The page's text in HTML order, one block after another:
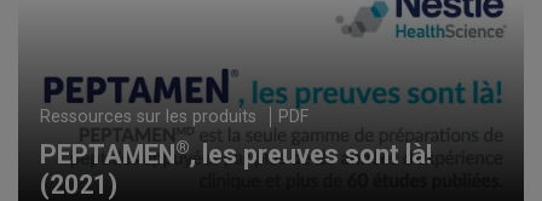
Ressources sur les produits PDF
PEPTAMEN®, les preuves sont là!
(2021)